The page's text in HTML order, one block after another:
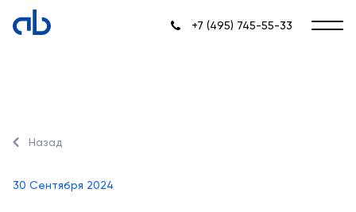
+7 (495) 745-55-33
Назад
30 Сентября 2024